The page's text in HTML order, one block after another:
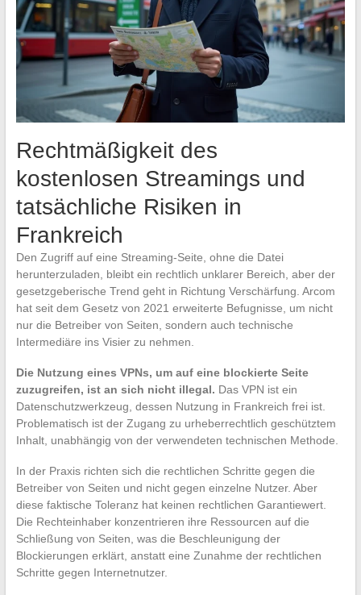
Rechtmäßigkeit des
kostenlosen Streamings und
tatsächliche Risiken in
Frankreich
Den Zugriff auf eine Streaming-Seite, ohne die Datei
herunterzuladen, bleibt ein rechtlich unklarer Bereich, aber der
gesetzgeberische Trend geht in Richtung Verschärfung. Arcom
hat seit dem Gesetz von 2021 erweiterte Befugnisse, um nicht
nur die Betreiber von Seiten, sondern auch technische
Intermediäre ins Visier zu nehmen.
Die Nutzung eines VPNs, um auf eine blockierte Seite
zuzugreifen, ist an sich nicht illegal. Das VPN ist ein
Datenschutzwerkzeug, dessen Nutzung in Frankreich frei ist.
Problematisch ist der Zugang zu urheberrechtlich geschütztem
Inhalt, unabhängig von der verwendeten technischen Methode.
In der Praxis richten sich die rechtlichen Schritte gegen die
Betreiber von Seiten und nicht gegen einzelne Nutzer. Aber
diese faktische Toleranz hat keinen rechtlichen Garantiewert.
Die Rechteinhaber konzentrieren ihre Ressourcen auf die
Schließung von Seiten, was die Beschleunigung der
Blockierungen erklärt, anstatt eine Zunahme der rechtlichen
Schritte gegen Internetnutzer.